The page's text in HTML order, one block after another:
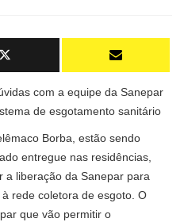
com a equipe da Sanepar
de esgotamento sanitário
Borba, estão sendo
entregue nas residências,
a liberação da Sanepar para
rede coletora de esgoto. O
que vão permitir o